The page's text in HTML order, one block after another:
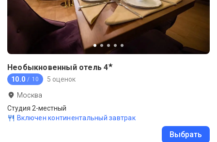
Необыкновенный отель 4★
10.0 / 10 5 оценок
Москва
Студия 2-местный
Включен континентальный завтрак
Выбрать